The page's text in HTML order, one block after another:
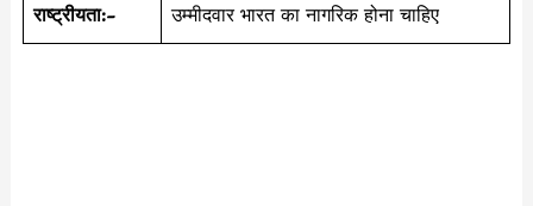
राष्ट्रीयता:- उम्मीदवार भारत का नागरिक होना चाहिए